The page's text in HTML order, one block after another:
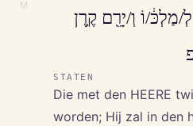
M
מַלְכּ֔/וֹ וְ/יָרֵ֖ם קֶ֥רֶן
STATEN
Die met den HEERE
worden; Hij zal in den